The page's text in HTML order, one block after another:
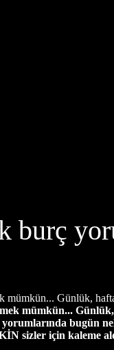
burç
mümkün... Günlük,
mümkün...
bugün
sizler için kaleme